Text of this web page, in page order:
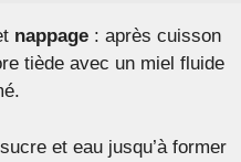
nappage : après cuisson
tiède avec un miel fluide
et eau jusqu’à former